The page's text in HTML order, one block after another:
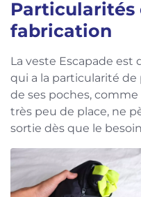
Particularités
fabrication
La veste Escapade
qui a la particularité de
de ses poches, comme
très peu de place, ne
sortie dès que le